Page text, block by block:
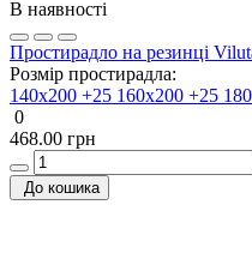
В наявності
Простирадло на резинці
Розмір простирадла:
140х200 +25 160х200 +25
0
468.00 грн
До кошика